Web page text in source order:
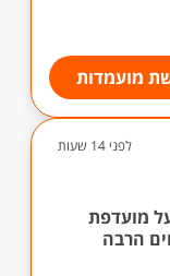
מועמדות
לפני 14 שעות
מועדפת
הרבה